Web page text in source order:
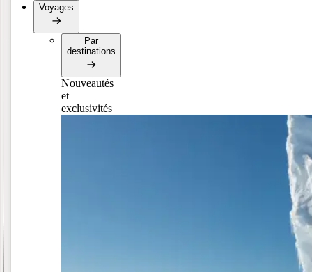
Voyages
Par
destinations
Nouveautés
et
exclusivités